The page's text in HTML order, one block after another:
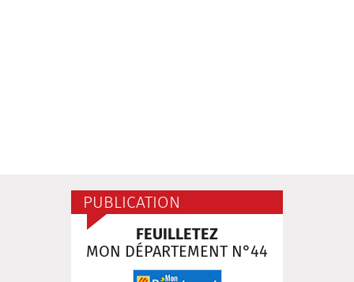
PUBLICATION
FEUILLETEZ
MON DÉPARTEMENT N°44